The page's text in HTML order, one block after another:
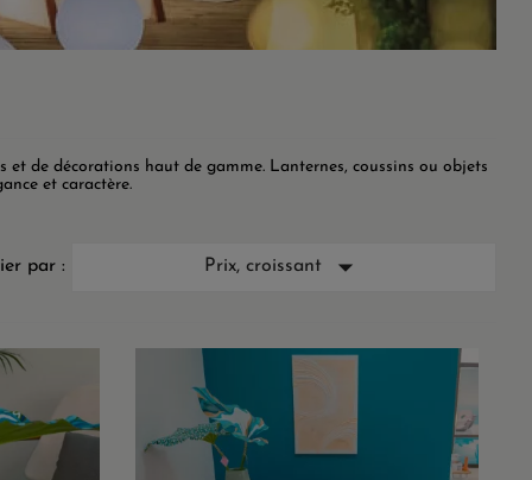
et de décorations haut de gamme. Lanternes, coussins ou objets
et caractère.
par : Prix, croissant 